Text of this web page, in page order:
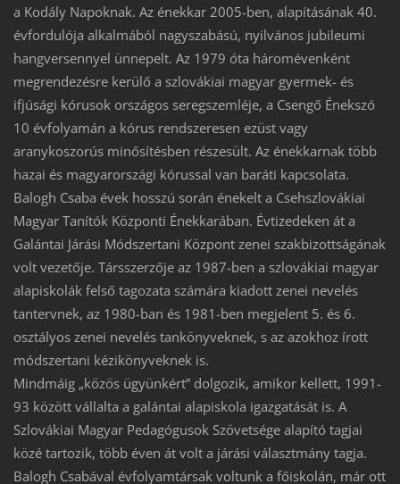
a Kodály Napoknak. Az énekkar 2005-ben, alapításának 40.
évfordulója alkalmából nagyszabású, nyilvános jubileumi
hangversennyel ünnepelt. Az 1979 óta háromévenként
megrendezésre kerülő a szlovákiai magyar gyermek- és
ifjúsági kórusok országos seregszemléje, a Csengő Énekszó
10 évfolyamán a kórus rendszeresen ezüst vagy
aranykoszorús minősítésben részesült. Az énekkarnak több
hazai és magyarországi kórussal van baráti kapcsolata.
Balogh Csaba évek hosszú során énekelt a Csehszlovákiai
Magyar Tanítók Központi Énekkarában. Évtizedeken át a
Galántai Járási Módszertani Központ zenei szakbizottságának
volt vezetője. Társszerzője az 1987-ben a szlovákiai magyar
alapiskolák felső tagozata számára kiadott zenei nevelés
tantervnek, az 1980-ban és 1981-ben megjelent 5. és 6.
osztályos zenei nevelés tankönyveknek, s az azokhoz írott
módszertani kézikönyveknek is.
Mindmáig „közös ügyünkért” dolgozik, amikor kellett, 1991-
93 között vállalta a galántai alapiskola igazgatását is. A
Szlovákiai Magyar Pedagógusok Szövetsége alapító tagjai
közé tartozik, több éven át volt a járási választmány tagja.
Balogh Csabával évfolyamtársak voltunk a főiskolán, már ott